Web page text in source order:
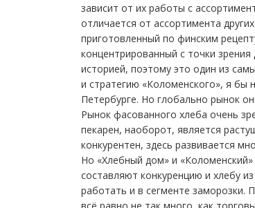
зависит от их работы с
отличается от ассортимента
приготовленный по финским
концентрированный с точки
историей, поэтому это один из
и стратегию «Коломенского», я бы
Петербурге. Но глобально рынок
Рынок фасованного хлеба очень
пекарен, наоборот, является
конкурентен, здесь развивается
Но «Хлебный дом» и
составляют конкуренцию и хлебу
работать и в сегменте заморозки.